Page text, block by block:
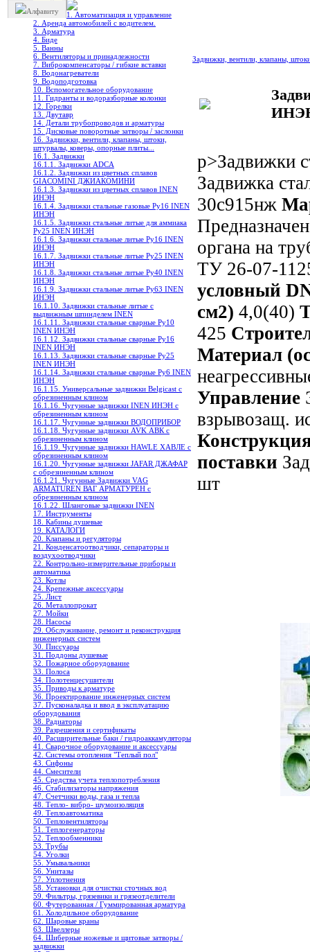
Алфавиту
1. Автоматизация и управление
2. Аренда автомобилей с водителем.
3. Арматура
4. Биде
5. Ванны
6. Вентиляторы и принадлежности
7. Виброкомпенсаторы / гибкие вставки
8. Водонагреватели
9. Водоподготовка
10. Вспомогательное оборудование
11. Гидранты и водоразборные колонки
12. Горелки
13. Двутавр
14. Детали трубопроводов и арматуры
15. Дисковые поворотные затворы / заслонки
16. Задвижки, вентили, клапаны, штоки,
штурвалы, коверы, опорные плиты...
16.1. Задвижки
16.1.1. Задвижки ADCA
16.1.2. Задвижки из цветных сплавов
GIACOMINI ДЖИАКОМИНИ
16.1.3. Задвижки из цветных сплавов INEN
ИНЭН
16.1.4. Задвижки стальные газовые Ру16 INEN
ИНЭН
16.1.5. Задвижки стальные литые для аммиака
Ру25 INEN ИНЭН
16.1.6. Задвижки стальные литые Ру16 INEN
ИНЭН
16.1.7. Задвижки стальные литые Ру25 INEN
ИНЭН
16.1.8. Задвижки стальные литые Ру40 INEN
ИНЭН
16.1.9. Задвижки стальные литые Ру63 INEN
ИНЭН
16.1.10. Задвижки стальные литые с
выдвижным шпинделем INEN
16.1.11. Задвижки стальные сварные Ру10
INEN ИНЭН
16.1.12. Задвижки стальные сварные Ру16
INEN ИНЭН
16.1.13. Задвижки стальные сварные Ру25
INEN ИНЭН
16.1.14. Задвижки стальные сварные Ру6 INEN
ИНЭН
16.1.15. Универсальные задвижки Belgicast с
обрезиненным клином
16.1.16. Чугунные задвижки INEN ИНЭН c
обрезиненным клином
16.1.17. Чугунные задвижки ВОДОПРИБОР
16.1.18. Чугунные задвижки AVK АВК с
обрезиненным клином
16.1.19. Чугунные задвижки HAWLE ХАВЛЕ с
обрезиненным клином
16.1.20. Чугунные задвижки JAFAR ДЖАФАР
с обрезиненным клином
16.1.21. Чугунные Задвижки VAG
ARMATUREN ВАГ АРМАТУРЕН с
обрезиненным клином
16.1.22. Шланговые задвижки INEN
17. Инструменты
18. Кабины душевые
19. КАТАЛОГИ
20. Клапаны и регуляторы
21. Конденсатоотводчики, сепараторы и
воздухоотводчики
22. Контрольно-измерительные приборы и
автоматика
23. Котлы
24. Крепежные аксессуары
25. Лист
26. Металлопрокат
27. Мойки
28. Насосы
29. Обслуживание, ремонт и реконструкция
инженерных систем
30. Писсуары
31. Поддоны душевые
32. Пожарное оборудование
33. Полоса
34. Полотенцесушители
35. Приводы к арматуре
36. Проектирование инженерных систем
37. Пусконаладка и ввод в эксплуатацию
оборудования
38. Радиаторы
39. Разрешения и сертификаты
40. Расширительные баки / гидроаккамуляторы
41. Сварочное оборудование и аксессуары
42. Системы отопления "Теплый пол"
43. Сифоны
44. Смесители
45. Средства учета теплопотребления
46. Стабилизаторы напряжения
47. Счетчики воды, газа и тепла
48. Тепло- вибро- шумоизоляция
49. Теплоавтоматика
50. Тепловентиляторы
51. Теплогенераторы
52. Теплообменники
53. Трубы
54. Уголки
55. Умывальники
56. Унитазы
57. Уплотнения
58. Установки для очистки сточных вод
59. Фильтры, грязевики и грязеотделители
60. Футерованная / Гуммированная арматура
61. Холодильное oборудование
62. Шаровые краны
63. Швеллеры
64. Шиберные ножевые и щитовые затворы /
задвижки
Задвижки, вентили, клапаны,
p>Задвижки
Задвижка
30с915нж
органа на
ТУ 26-07-
условный
см2) 4,0(40)
425
Материал
Управление
взрывозащ.
поставки
шт